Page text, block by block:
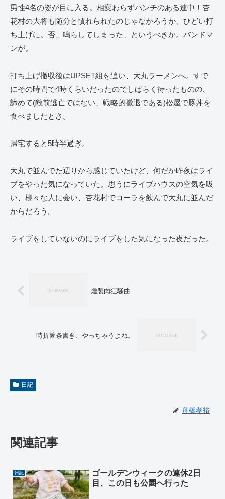
男性4名の姿が目に入る。相変わらずパンチのある連中！杏
花村の大将も随分と慣れられたのじゃなかろうか、ひどい打
ち上げに。否、鳴らしてしまった、というべきか。バンドマ
ンが。
打ち上げ撤収後はUPSET組を追い、大丸ラーメンへ。すで
にその時間で4時くらいだったのでしばらく待ったものの、
諦めて(敵前逃亡ではない、戦略的撤退である)松屋で豚丼を
食べましたとさ。
帰宅すると5時半過ぎ。
大丸で並んでた辺りから感じていたけど、何だか昨夜はライ
ブをやった気になっていた。思うにライブハウスの空気を吸
い、様々な人に会い、杏花村でコーラを飲んで大丸に並んだ
からだろう。
ライブをしていないのにライブをした気になった夜だった。
燻製肉狂騒曲
時折箇条書き、やっちゃうよね。
日記
舟橋孝裕
関連記事
日記
ゴールデンウィークの連休2日
目、この日も公園へ行った